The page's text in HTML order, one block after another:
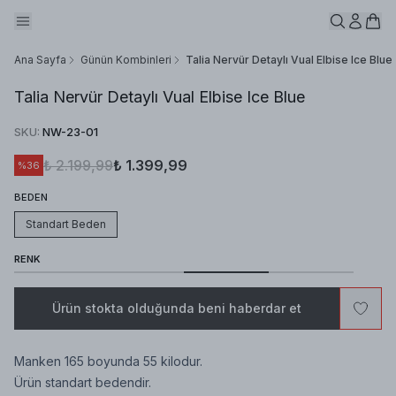
Ana Sayfa Günün Kombinleri Talia Nervür Detaylı Vual Elbise Ice Blue
Talia Nervür Detaylı Vual Elbise Ice Blue
SKU: NW-23-01
%36 ₺ 2.199,99₺ 1.399,99
BEDEN
Standart Beden
RENK
Ürün stokta olduğunda beni haberdar et
Manken 165 boyunda 55 kilodur.
Ürün standart bedendir.